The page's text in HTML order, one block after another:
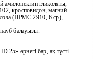
амилопектин гликоляты,
кросповидон, магний
(НРМС 2910, 6 ср),
балауызы.
25» өрнегі бар, ақ түсті